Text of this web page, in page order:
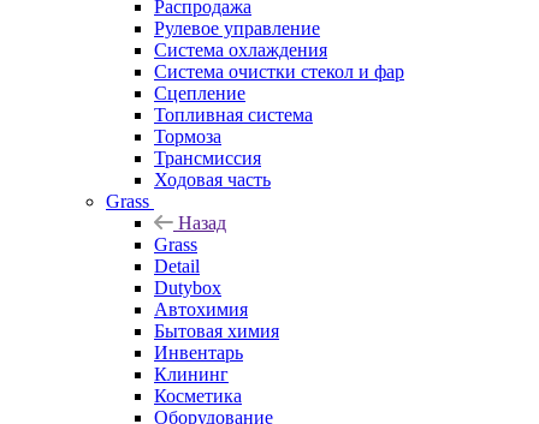
Распродажа
Рулевое управление
Система охлаждения
Система очистки стекол и фар
Сцепление
Топливная система
Тормоза
Трансмиссия
Ходовая часть
Grass
Назад
Grass
Detail
Dutybox
Автохимия
Бытовая химия
Инвентарь
Клининг
Косметика
Оборудование